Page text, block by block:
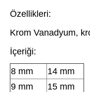
Özellikleri:
Krom Vanadyum,
İçeriği:
8 mm
14 mm
9 mm
15 mm